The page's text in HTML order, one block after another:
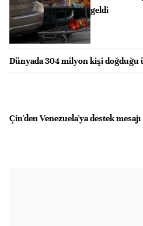
geldi
Dünyada 304 milyon kişi doğduğu
Çin'den Venezuela'ya destek mesajı